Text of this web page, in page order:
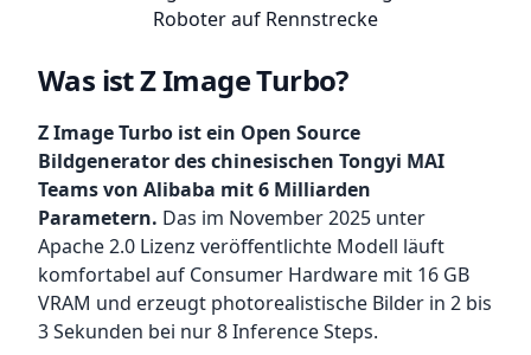
Roboter auf Rennstrecke
Was ist Z Image Turbo?
Z Image Turbo ist ein Open Source
Bildgenerator des chinesischen Tongyi MAI
Teams von Alibaba mit 6 Milliarden
Parametern. Das im November 2025 unter
Apache 2.0 Lizenz veröffentlichte Modell läuft
komfortabel auf Consumer Hardware mit 16 GB
VRAM und erzeugt photorealistische Bilder in 2 bis
3 Sekunden bei nur 8 Inference Steps.